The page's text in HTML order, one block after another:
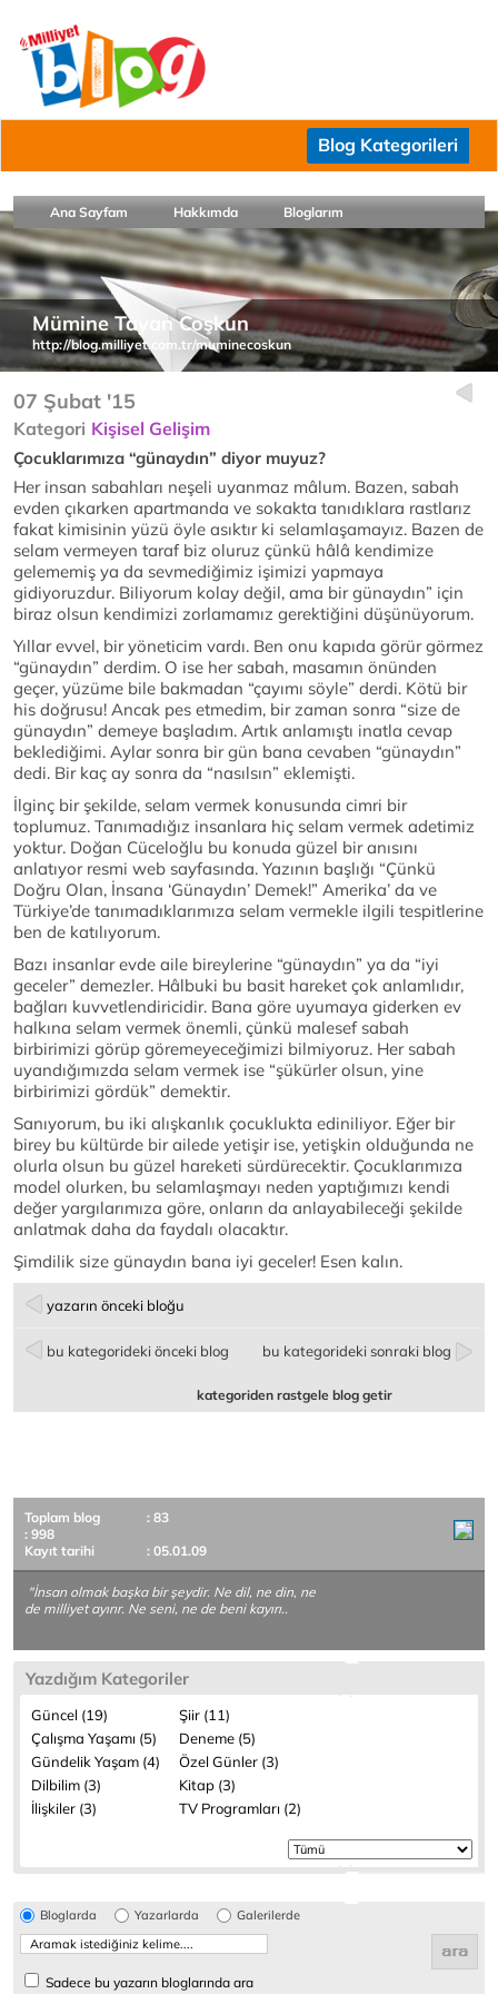
Blog Kategorileri
Ana Sayfam Hakkımda Bloglarım
Mümine Tayan Coşkun
http://blog.milliyet.com.tr/muminecoskun
07 Şubat '15
Kategori Kişisel Gelişim
Çocuklarımıza “günaydın” diyor muyuz?
Her insan sabahları neşeli uyanmaz mâlum. Bazen, sabah
evden çıkarken apartmanda ve sokakta tanıdıklara rastlarız
fakat kimisinin yüzü öyle asıktır ki selamlaşamayız. Bazen de
selam vermeyen taraf biz oluruz çünkü hâlâ kendimize
gelememiş ya da sevmediğimiz işimizi yapmaya
gidiyoruzdur. Biliyorum kolay değil, ama bir günaydın” için
biraz olsun kendimizi zorlamamız gerektiğini düşünüyorum.
Yıllar evvel, bir yöneticim vardı. Ben onu kapıda görür görmez
“günaydın” derdim. O ise her sabah, masamın önünden
geçer, yüzüme bile bakmadan “çayımı söyle” derdi. Kötü bir
his doğrusu! Ancak pes etmedim, bir zaman sonra “size de
günaydın” demeye başladım. Artık anlamıştı inatla cevap
beklediğimi. Aylar sonra bir gün bana cevaben “günaydın”
dedi. Bir kaç ay sonra da “nasılsın” eklemişti.
İlginç bir şekilde, selam vermek konusunda cimri bir
toplumuz. Tanımadığız insanlara hiç selam vermek adetimiz
yoktur. Doğan Cüceloğlu bu konuda güzel bir anısını
anlatıyor resmi web sayfasında. Yazının başlığı “Çünkü
Doğru Olan, İnsana ‘Günaydın’ Demek!” Amerika’ da ve
Türkiye’de tanımadıklarımıza selam vermekle ilgili tespitlerine
ben de katılıyorum.
Bazı insanlar evde aile bireylerine “günaydın” ya da “iyi
geceler” demezler. Hâlbuki bu basit hareket çok anlamlıdır,
bağları kuvvetlendiricidir. Bana göre uyumaya giderken ev
halkına selam vermek önemli, çünkü malesef sabah
birbirimizi görüp göremeyeceğimizi bilmiyoruz. Her sabah
uyandığımızda selam vermek ise “şükürler olsun, yine
birbirimizi gördük” demektir.
Sanıyorum, bu iki alışkanlık çocuklukta ediniliyor. Eğer bir
birey bu kültürde bir ailede yetişir ise, yetişkin olduğunda ne
olurla olsun bu güzel hareketi sürdürecektir. Çocuklarımıza
model olurken, bu selamlaşmayı neden yaptığımızı kendi
değer yargılarımıza göre, onların da anlayabileceği şekilde
anlatmak daha da faydalı olacaktır.
Şimdilik size günaydın bana iyi geceler! Esen kalın.
yazarın önceki bloğu
bu kategorideki önceki blog bu kategorideki sonraki blog
kategoriden rastgele blog getir
Toplam blog
: 83
: 998
Kayıt tarihi
: 05.01.09
"İnsan olmak başka bir şeydir. Ne dil, ne din, ne
de milliyet ayırır. Ne seni, ne de beni kayırı..
Yazdığım Kategoriler
Güncel (19)
Şiir (11)
Çalışma Yaşamı (5)
Deneme (5)
Gündelik Yaşam (4)
Özel Günler (3)
Dilbilim (3)
Kitap (3)
İlişkiler (3)
TV Programları (2)
Bloglarda Yazarlarda Galerilerde
Sadece bu yazarın bloglarında ara